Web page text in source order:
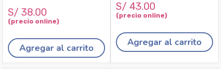
S/ 38.00
Agregar al carrito
S/ 43.00
Agregar al carrito